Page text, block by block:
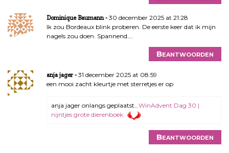
Dominique Baumann
30 december 2025 at 21:28
Ik zou Bordeaux blink proberen. De eerste keer dat ik mijn
nagels zou doen. Spannend….
Beantwoorden
anja jager
31 december 2025 at 08:59
een mooi zacht kleurtje met sterretjes er op
anja jager onlangs geplaatst… WinAdvent Dag 30 |
nijntjes grote dierenboek
Beantwoorden